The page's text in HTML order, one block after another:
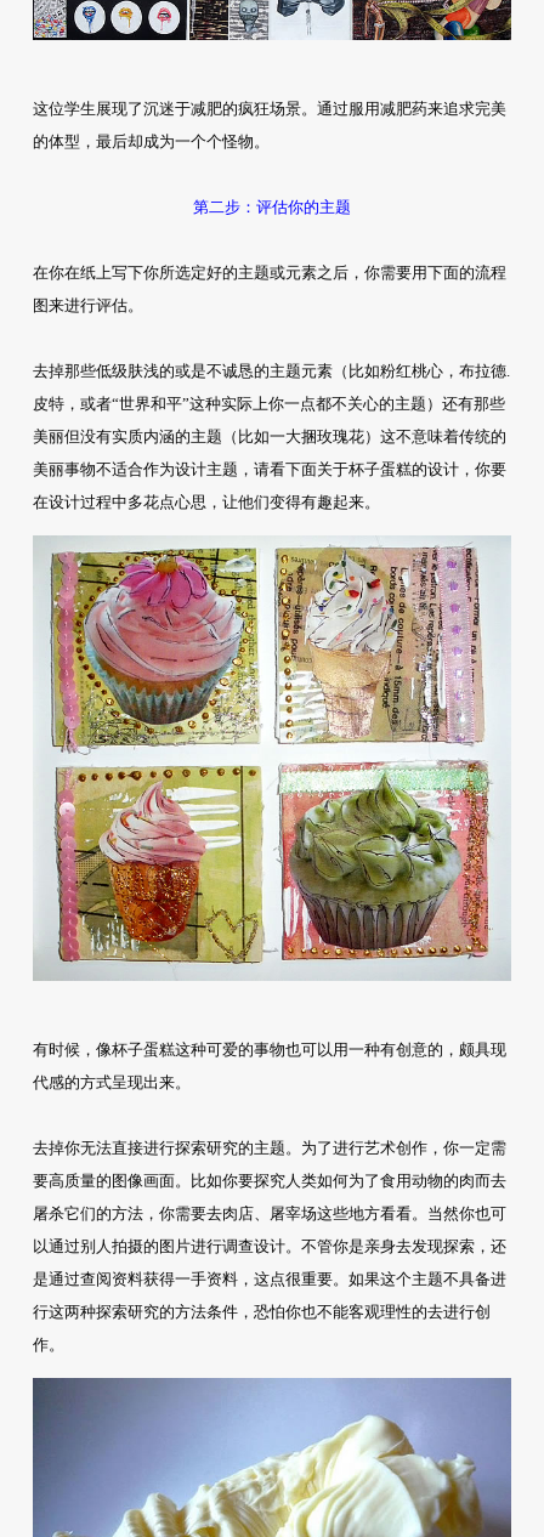
这位学生展现了沉迷于减肥的疯狂场景。通过服用减肥药来追求完美
的体型，最后却成为一个个怪物。
第二步：评估你的主题
在你在纸上写下你所选定好的主题或元素之后，你需要用下面的流程
图来进行评估。
去掉那些低级肤浅的或是不诚恳的主题元素（比如粉红桃心，布拉德.
皮特，或者“世界和平”这种实际上你一点都不关心的主题）还有那些
美丽但没有实质内涵的主题（比如一大捆玫瑰花）这不意味着传统的
美丽事物不适合作为设计主题，请看下面关于杯子蛋糕的设计，你要
在设计过程中多花点心思，让他们变得有趣起来。
有时候，像杯子蛋糕这种可爱的事物也可以用一种有创意的，颇具现
代感的方式呈现出来。
去掉你无法直接进行探索研究的主题。为了进行艺术创作，你一定需
要高质量的图像画面。比如你要探究人类如何为了食用动物的肉而去
屠杀它们的方法，你需要去肉店、屠宰场这些地方看看。当然你也可
以通过别人拍摄的图片进行调查设计。不管你是亲身去发现探索，还
是通过查阅资料获得一手资料，这点很重要。如果这个主题不具备进
行这两种探索研究的方法条件，恐怕你也不能客观理性的去进行创
作。